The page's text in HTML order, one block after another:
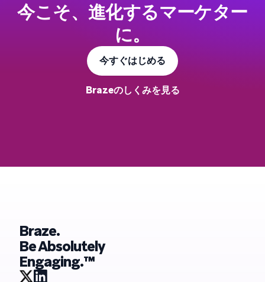
今こそ、進化するマーケター
に。
今すぐはじめる
Brazeのしくみを見る
Braze.
Be Absolutely
Engaging.™